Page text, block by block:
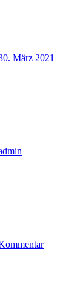
März 2021